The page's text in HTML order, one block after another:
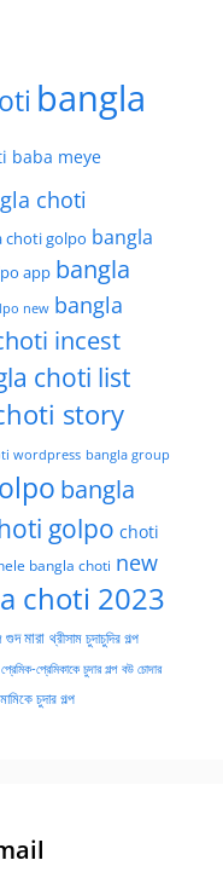
bangla
baba meye
choti
choti golpo bangla
app bangla
new bangla
incest
choti list
story
wordpress bangla group
bangla
golpo choti
bangla choti new
choti 2023
গুদ মারা থ্রীসাম চুদাচুদির গল্প
প্রেমিক-প্রেমিকাকে চুদার গল্প বউ চোদার
মামিকে চুদার গল্প